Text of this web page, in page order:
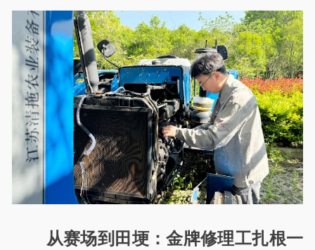
从赛场到田埂：金牌修理工扎根一